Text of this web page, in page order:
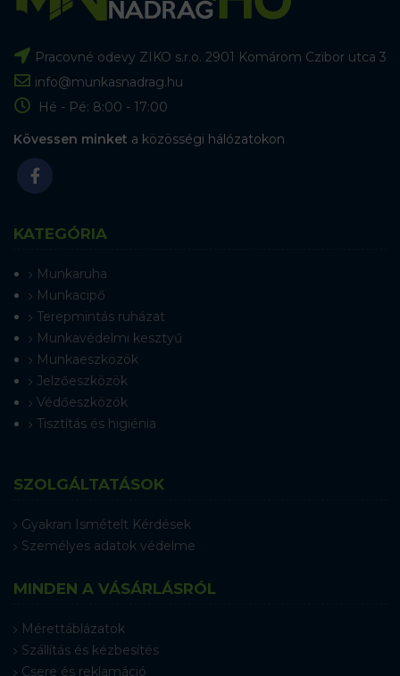
Pracovné odevy ZIKO s.r.o. 2901 Komárom Czibor utca 3
info@munkasnadrag.hu
Hé - Pé: 8:00 - 17:00
Kövessen minket a közösségi hálózatokon
KATEGÓRIA
Munkaruha
Munkacipő
Terepmintás ruházat
Munkavédelmi kesztyű
Munkaeszközök
Jelzőeszközök
Védőeszközök
Tisztítás és higiénia
SZOLGÁLTATÁSOK
Gyakran Ismételt Kérdések
Személyes adatok védelme
MINDEN A VÁSÁRLÁSRÓL
Mérettáblázatok
Szállítás és kézbesítés
Csere és reklamáció